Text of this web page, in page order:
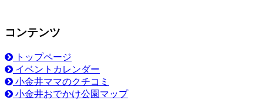
コンテンツ
トップページ
イベントカレンダー
小金井ママのクチコミ
小金井おでかけ公園マップ